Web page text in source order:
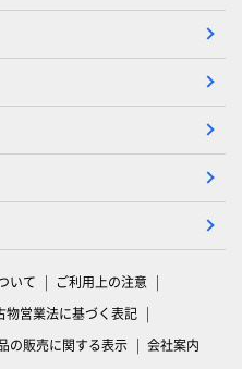
いて
ご利用上の注意
物営業法に基づく表記
の販売に関する表示 会社案内